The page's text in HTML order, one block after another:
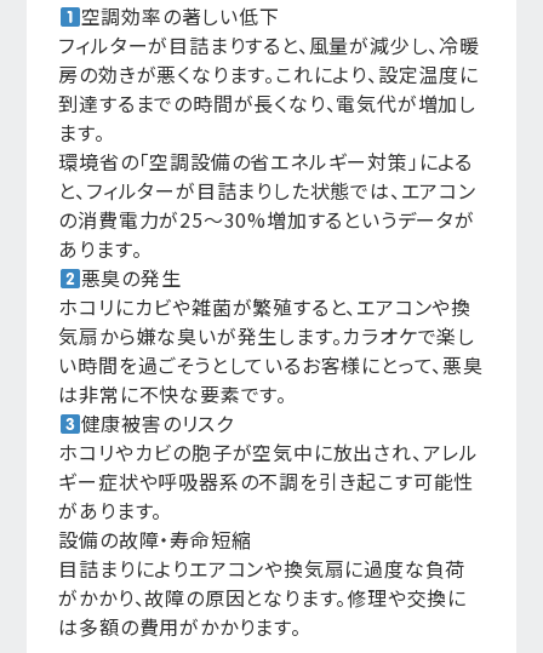
空調効率の著しい低下
フィルターが目詰まりすると、風量が減少し、冷暖
房の効きが悪くなります。これにより、設定温度に
到達するまでの時間が長くなり、電気代が増加し
ます。
環境省の「空調設備の省エネルギー対策」による
と、フィルターが目詰まりした状態では、エアコン
の消費電力が25〜30%増加するというデータが
あります。
悪臭の発生
ホコリにカビや雑菌が繁殖すると、エアコンや換
気扇から嫌な臭いが発生します。カラオケで楽し
い時間を過ごそうとしているお客様にとって、悪臭
は非常に不快な要素です。
健康被害のリスク
ホコリやカビの胞子が空気中に放出され、アレル
ギー症状や呼吸器系の不調を引き起こす可能性
があります。
設備の故障・寿命短縮
目詰まりによりエアコンや換気扇に過度な負荷
がかかり、故障の原因となります。修理や交換に
は多額の費用がかかります。